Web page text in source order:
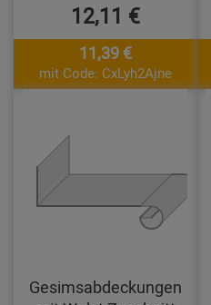
12,11 €
11,39 €
mit Code: CxLyh2Ajne
Gesimsabdeckungen